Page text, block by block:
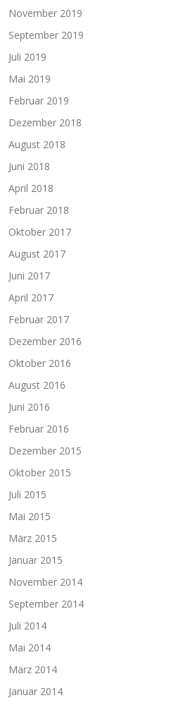
November 2019
September 2019
Juli 2019
Mai 2019
Februar 2019
Dezember 2018
August 2018
Juni 2018
April 2018
Februar 2018
Oktober 2017
August 2017
Juni 2017
April 2017
Februar 2017
Dezember 2016
Oktober 2016
August 2016
Juni 2016
Februar 2016
Dezember 2015
Oktober 2015
Juli 2015
Mai 2015
März 2015
Januar 2015
November 2014
September 2014
Juli 2014
Mai 2014
März 2014
Januar 2014